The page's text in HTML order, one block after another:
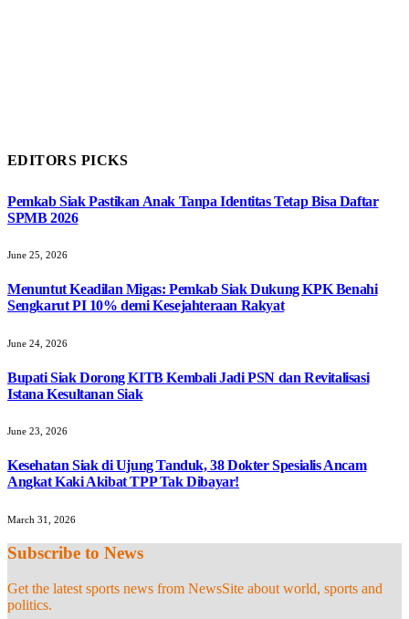
EDITORS PICKS
Pemkab Siak Pastikan Anak Tanpa Identitas Tetap Bisa Daftar
SPMB 2026
June 25, 2026
Menuntut Keadilan Migas: Pemkab Siak Dukung KPK Benahi
Sengkarut PI 10% demi Kesejahteraan Rakyat
June 24, 2026
Bupati Siak Dorong KITB Kembali Jadi PSN dan Revitalisasi
Istana Kesultanan Siak
June 23, 2026
Kesehatan Siak di Ujung Tanduk, 38 Dokter Spesialis Ancam
Angkat Kaki Akibat TPP Tak Dibayar!
March 31, 2026
Subscribe to News
Get the latest sports news from NewsSite about world, sports and
politics.